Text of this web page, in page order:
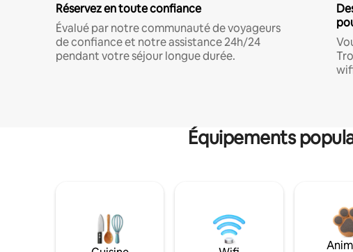
Réservez en toute confiance
Évalué par notre communauté de voyageurs
de confiance et notre assistance 24h/24
pendant votre séjour longue durée.
Équipements